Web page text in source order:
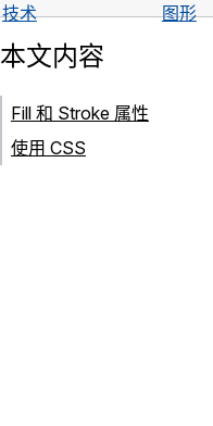
技术
图形
本文内容
Fill 和 Stroke 属性
使用 CSS